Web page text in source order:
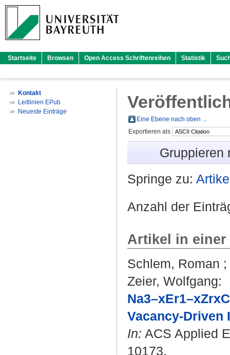
Startseite Browsen Open Access Schriftenreihen Statistik
Kontakt
Leitlinien EPub
Neueste Einträge
Eine Ebene nach oben ...
Exportieren als
Gruppieren
Springe zu:
Anzahl der
Artikel in
Schlem, Roman ;
Zeier, Wolfgang:
Vacancy-Driven
In: ACS Applied
10173.